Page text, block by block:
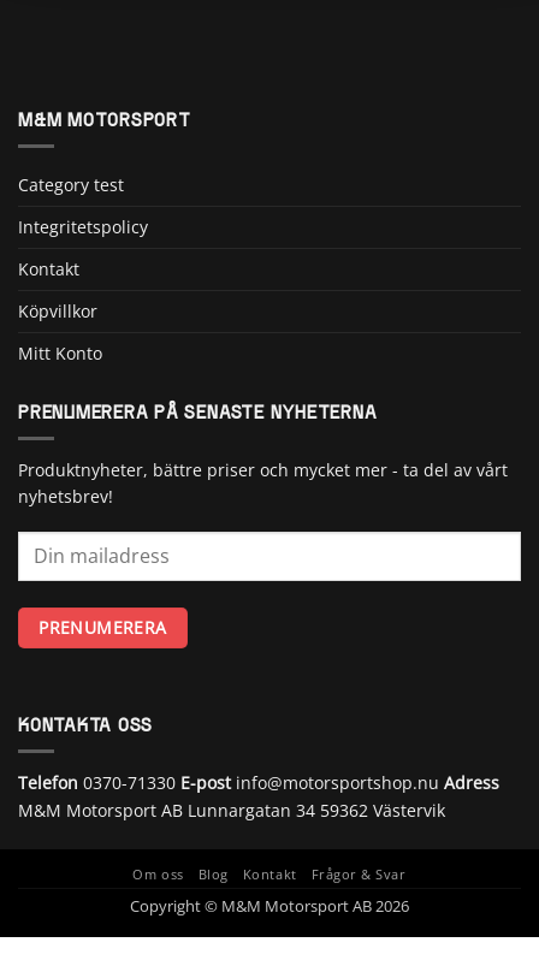
M&M MOTORSPORT
Category test
Integritetspolicy
Kontakt
Köpvillkor
Mitt Konto
PRENUMERERA PÅ SENASTE NYHETERNA
Produktnyheter, bättre priser och mycket mer - ta del av vårt
nyhetsbrev!
KONTAKTA OSS
Telefon 0370-71330 E-postinfo@motorsportshop.nu Adress
M&M Motorsport AB Lunnargatan 34 59362 Västervik
Om oss Blog Kontakt Frågor & Svar
Copyright © M&M Motorsport AB 2026